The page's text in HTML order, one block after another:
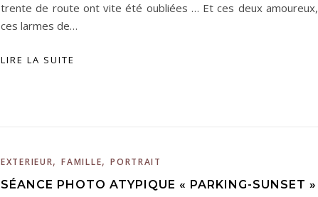
trente de route ont vite été oubliées … Et ces deux amoureux,
ces larmes de…
LIRE LA SUITE
EXTERIEUR,FAMILLE,PORTRAIT
SÉANCE PHOTO ATYPIQUE « PARKING-SUNSET »